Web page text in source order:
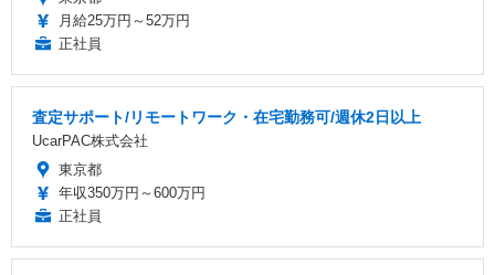
月給25万円～52万円
正社員
査定サポート/リモートワーク・在宅勤務可/週休2日以上
UcarPAC株式会社
東京都
年収350万円～600万円
正社員